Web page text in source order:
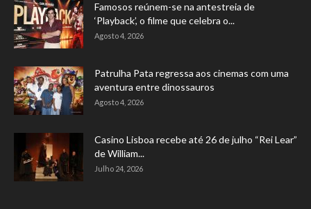
Famosos reúnem-se na antestreia de
‘Playback’, o filme que celebra o...
Agosto 4, 2026
Patrulha Pata regressa aos cinemas com uma
aventura entre dinossauros
Agosto 4, 2026
Casino Lisboa recebe até 26 de julho “Rei Lear”
de William...
Julho 24, 2026